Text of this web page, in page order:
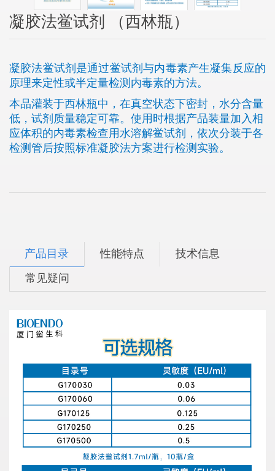
凝胶法鲎试剂 （西林瓶）
凝胶法鲎试剂是通过鲎试剂与内毒素产生凝集反应的
原理来定性或半定量检测内毒素的方法。
本品灌装于西林瓶中，在真空状态下密封，水分含量
低，试剂质量稳定可靠。使用时根据产品装量加入相
应体积的内毒素检查用水溶解鲎试剂，依次分装于各
检测管后按照标准凝胶法方案进行检测实验。
产品目录 性能特点 技术信息
常见疑问